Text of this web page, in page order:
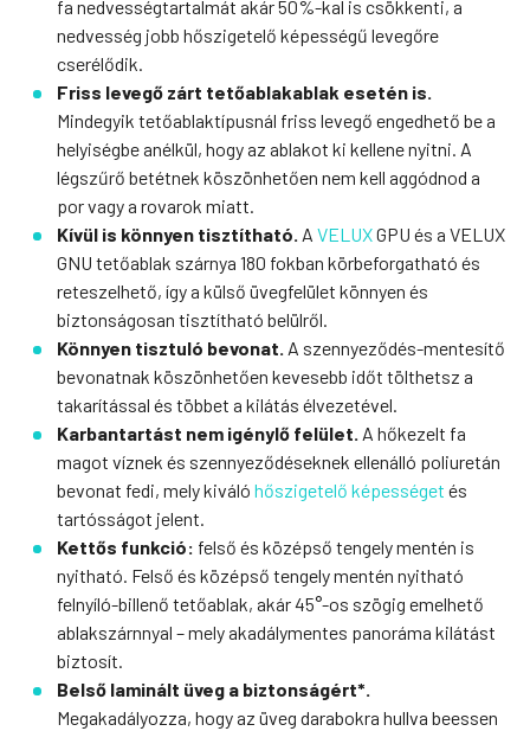
fa nedvességtartalmát akár 50%-kal is csökkenti, a
nedvesség jobb hőszigetelő képességű levegőre
cserélődik.
Friss levegő zárt tetőablakablak esetén is.
Mindegyik tetőablaktípusnál friss levegő engedhető be a
helyiségbe anélkül, hogy az ablakot ki kellene nyitni. A
légszűrő betétnek köszönhetően nem kell aggódnod a
por vagy a rovarok miatt.
Kívül is könnyen tisztítható. A VELUXGPU és a VELUX
GNU tetőablak szárnya 180 fokban körbeforgatható és
reteszelhető, így a külső üvegfelület könnyen és
biztonságosan tisztítható belülről.
Könnyen tisztuló bevonat. A szennyeződés-mentesítő
bevonatnak köszönhetően kevesebb időt tölthetsz a
takarítással és többet a kilátás élvezetével.
Karbantartást nem igénylő felület. A hőkezelt fa
magot víznek és szennyeződéseknek ellenálló poliuretán
bevonat fedi, mely kiváló hőszigetelő képességet és
tartósságot jelent.
Kettős funkció: felső és középső tengely mentén is
nyitható. Felső és középső tengely mentén nyitható
felnyíló-billenő tetőablak, akár 45°-os szögig emelhető
ablakszárnnyal – mely akadálymentes panoráma kilátást
biztosít.
Belső laminált üveg a biztonságért*.
Megakadályozza, hogy az üveg darabokra hullva beessen